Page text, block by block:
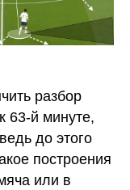
разбор
63-й минуте,
до этого
построения
или в